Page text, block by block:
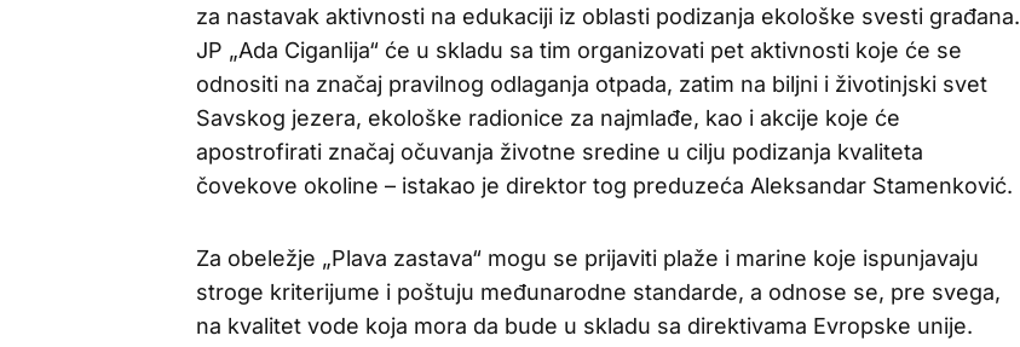
za nastavak aktivnosti na edukaciji iz oblasti podizanja ekološke svesti građana.
JP „Ada Ciganlija“ će u skladu sa tim organizovati pet aktivnosti koje će se
odnositi na značaj pravilnog odlaganja otpada, zatim na biljni i životinjski svet
Savskog jezera, ekološke radionice za najmlađe, kao i akcije koje će
apostrofirati značaj očuvanja životne sredine u cilju podizanja kvaliteta
čovekove okoline – istakao je direktor tog preduzeća Aleksandar Stamenković.
Za obeležje „Plava zastava“ mogu se prijaviti plaže i marine koje ispunjavaju
stroge kriterijume i poštuju međunarodne standarde, a odnose se, pre svega,
na kvalitet vode koja mora da bude u skladu sa direktivama Evropske unije.